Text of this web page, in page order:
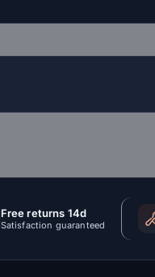
Free returns 14d
Satisfaction guaranteed